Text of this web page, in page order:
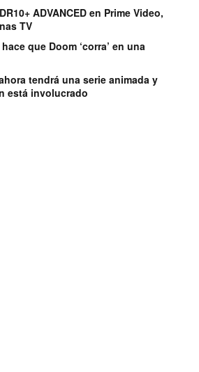
ADVANCED en Prime Video,
TV
que Doom ‘corra’ en una
tendrá una serie animada y
está involucrado